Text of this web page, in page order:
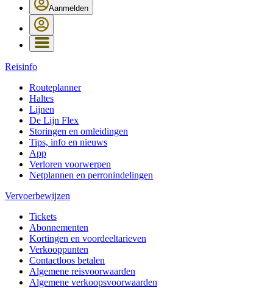
Aanmelden
Reisinfo
Routeplanner
Haltes
Lijnen
De Lijn Flex
Storingen en omleidingen
Tips, info en nieuws
App
Verloren voorwerpen
Netplannen en perronindelingen
Vervoerbewijzen
Tickets
Abonnementen
Kortingen en voordeeltarieven
Verkooppunten
Contactloos betalen
Algemene reisvoorwaarden
Algemene verkoopsvoorwaarden